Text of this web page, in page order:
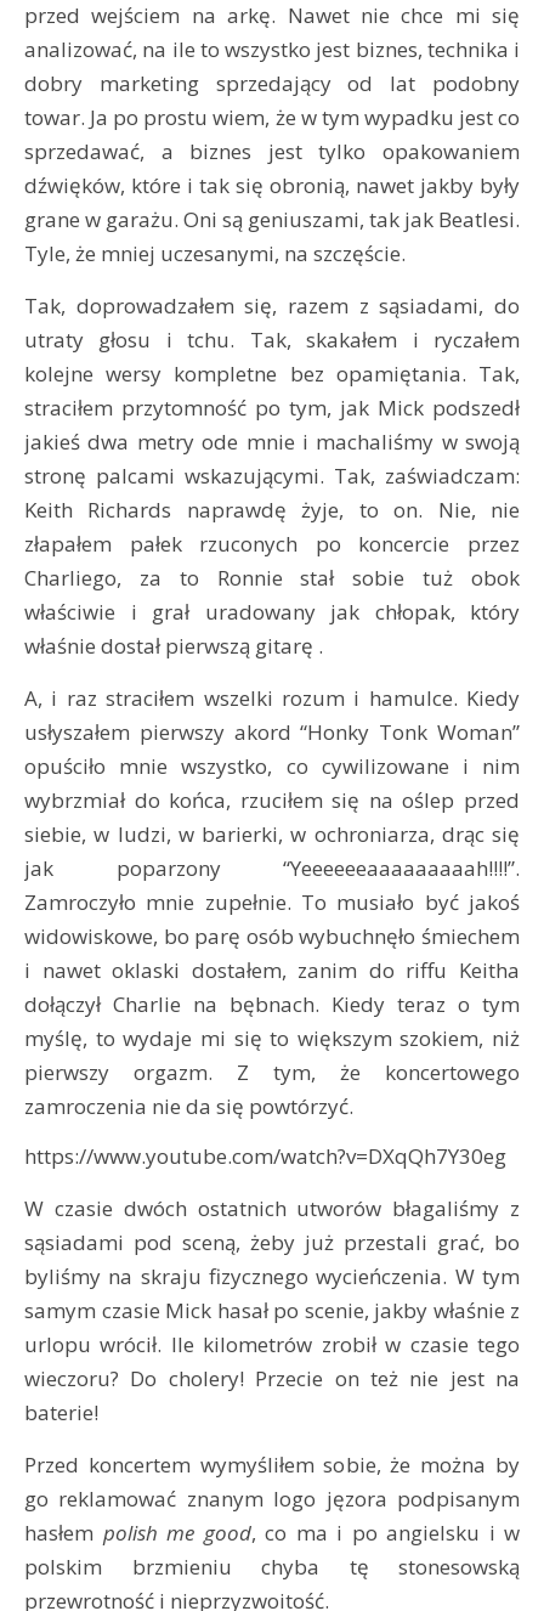
przed wejściem na arkę. Nawet nie chce mi się
analizować, na ile to wszystko jest biznes, technika i
dobry marketing sprzedający od lat podobny
towar. Ja po prostu wiem, że w tym wypadku jest co
sprzedawać, a biznes jest tylko opakowaniem
dźwięków, które i tak się obronią, nawet jakby były
grane w garażu. Oni są geniuszami, tak jak Beatlesi.
Tyle, że mniej uczesanymi, na szczęście.
Tak, doprowadzałem się, razem z sąsiadami, do
utraty głosu i tchu. Tak, skakałem i ryczałem
kolejne wersy kompletne bez opamiętania. Tak,
straciłem przytomność po tym, jak Mick podszedł
jakieś dwa metry ode mnie i machaliśmy w swoją
stronę palcami wskazującymi. Tak, zaświadczam:
Keith Richards naprawdę żyje, to on. Nie, nie
złapałem pałek rzuconych po koncercie przez
Charliego, za to Ronnie stał sobie tuż obok
właściwie i grał uradowany jak chłopak, który
właśnie dostał pierwszą gitarę .
A, i raz straciłem wszelki rozum i hamulce. Kiedy
usłyszałem pierwszy akord “Honky Tonk Woman”
opuściło mnie wszystko, co cywilizowane i nim
wybrzmiał do końca, rzuciłem się na oślep przed
siebie, w ludzi, w barierki, w ochroniarza, drąc się
jak poparzony “Yeeeeeeaaaaaaaaah!!!!”.
Zamroczyło mnie zupełnie. To musiało być jakoś
widowiskowe, bo parę osób wybuchnęło śmiechem
i nawet oklaski dostałem, zanim do riffu Keitha
dołączył Charlie na bębnach. Kiedy teraz o tym
myślę, to wydaje mi się to większym szokiem, niż
pierwszy orgazm. Z tym, że koncertowego
zamroczenia nie da się powtórzyć.
https://www.youtube.com/watch?v=DXqQh7Y30eg
W czasie dwóch ostatnich utworów błagaliśmy z
sąsiadami pod sceną, żeby już przestali grać, bo
byliśmy na skraju fizycznego wycieńczenia. W tym
samym czasie Mick hasał po scenie, jakby właśnie z
urlopu wrócił. Ile kilometrów zrobił w czasie tego
wieczoru? Do cholery! Przecie on też nie jest na
baterie!
Przed koncertem wymyśliłem sobie, że można by
go reklamować znanym logo jęzora podpisanym
hasłem polish me good, co ma i po angielsku i w
polskim brzmieniu chyba tę stonesowską
przewrotność i nieprzyzwoitość.